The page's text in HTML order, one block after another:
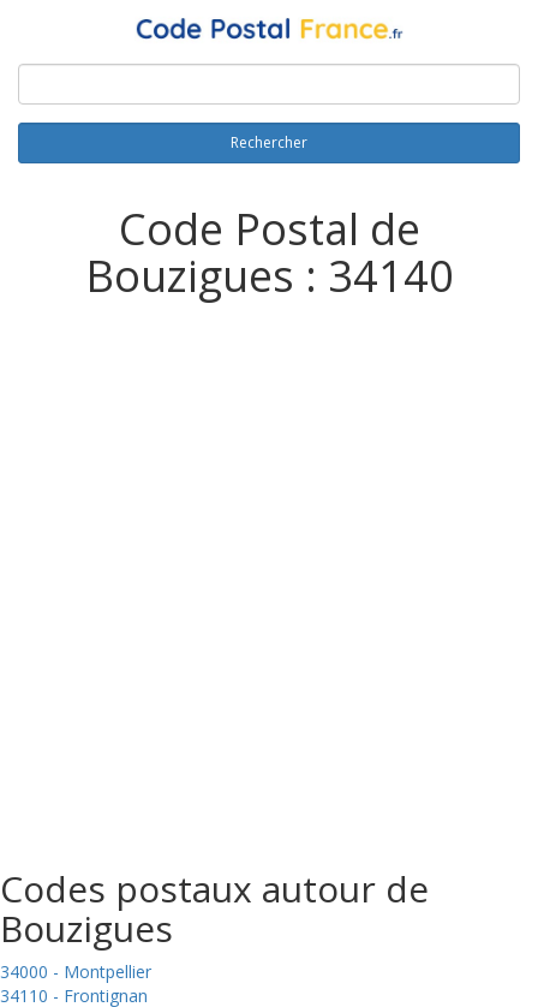
Rechercher
Code Postal de
Bouzigues : 34140
Codes postaux autour de
Bouzigues
34000 - Montpellier
34110 - Frontignan